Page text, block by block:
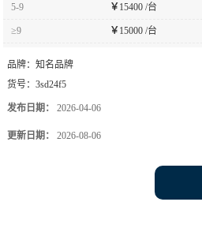
5-9 ￥15400 /台
≥9 ￥15000 /台
品牌： 知名品牌
货号： 3sd24f5
发布日期： 2026-04-06
更新日期： 2026-08-06